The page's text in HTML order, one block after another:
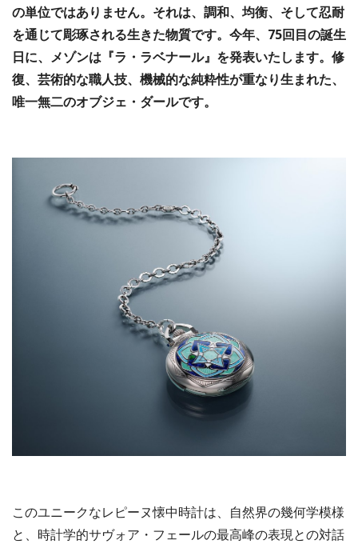
の単位ではありません。それは、調和、均衡、そして忍耐
を通じて彫琢される生きた物質です。今年、75回目の誕生
日に、メゾンは『ラ・ラベナール』を発表いたします。修
復、芸術的な職人技、機械的な純粋性が重なり生まれた、
唯一無二のオブジェ・ダールです。
このユニークなレピーヌ懐中時計は、自然界の幾何学模様
と、時計学的サヴォア・フェールの最高峰の表現との対話